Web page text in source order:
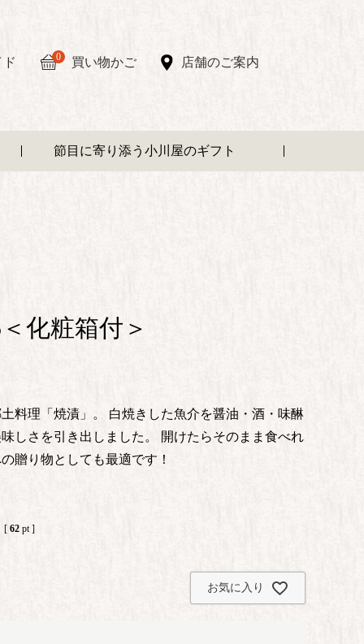
0 買い物かご 店舗のご案内
節目に寄り添う小川屋のギフト
化粧箱付＞
料理「焼漬」。 白焼きした魚介を醤油・酒・味醂
しさを引き出しました。 開けたらそのまま食べれ
贈り物としても最適です！
[ 62 pt ]
お気に入り